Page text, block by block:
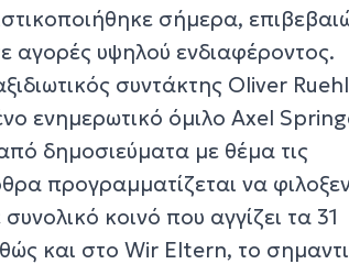
σήμερα,
αγορές υψηλού ενδιαφέροντος.
συντάκτης Oliver
ενημερωτικό όμιλο Axel
δημοσιεύματα με θέμα τις
προγραμματίζεται να
κοινό που αγγίζει τα 31
και στο Wir Eltern, το